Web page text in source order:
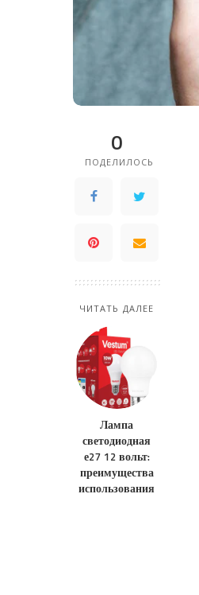
0
ПОДЕЛИЛОСЬ
ЧИТАТЬ ДАЛЕЕ
Лампа
светодиодная
е27 12 вольт:
преимущества
использования